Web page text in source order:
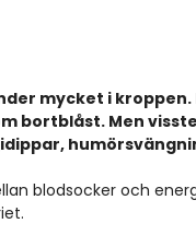
mycket i
bortblåst. Men
blodsocker och